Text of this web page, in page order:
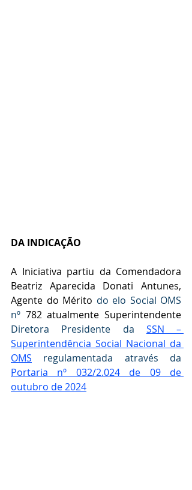
DA INDICAÇÃO
A Iniciativa partiu da Comendadora
Beatriz Aparecida Donati Antunes,
Agente do Mérito do elo Social OMS
nº
Diretora Presidente da SSN –
Superintendência Social Nacional da
OMS
Portaria nº 032/2.024 de 09 de
outubro de 2024